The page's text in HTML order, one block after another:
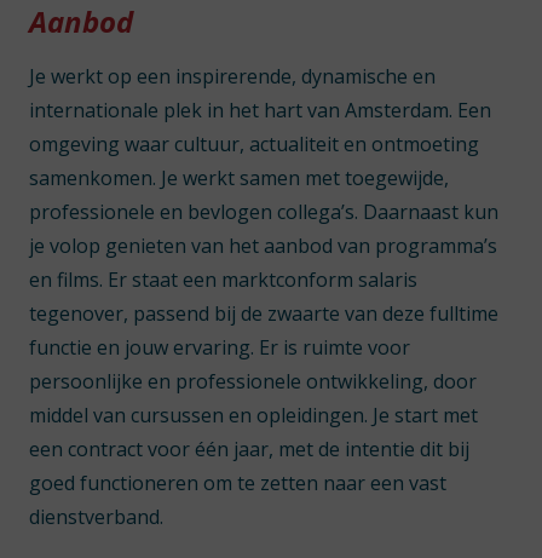
Aanbod
Je werkt op een inspirerende, dynamische en
internationale plek in het hart van Amsterdam. Een
omgeving waar cultuur, actualiteit en ontmoeting
samenkomen. Je werkt samen met toegewijde,
professionele en bevlogen collega’s. Daarnaast kun
je volop genieten van het aanbod van programma’s
en films. Er staat een marktconform salaris
tegenover, passend bij de zwaarte van deze fulltime
functie en jouw ervaring. Er is ruimte voor
persoonlijke en professionele ontwikkeling, door
middel van cursussen en opleidingen. Je start met
een contract voor één jaar, met de intentie dit bij
goed functioneren om te zetten naar een vast
dienstverband.